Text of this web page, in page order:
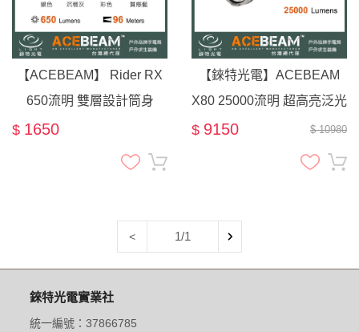
【ACEBEAM】 Rider RX
650流明 雙層設計筒身
EDC手電筒 不銹鋼材質 /
沉穩深灰 Sophisto Grey
$ 1650
【錸特光電】ACEBEAM
X80 25000流明 超高亮泛光
手電筒 XHP50 2代晶片 /相
機腳架適用 /紅光 綠光 藍光
$ 10980
$ 9150
< 1/1
錸特光電實業社
統一編號：37866785